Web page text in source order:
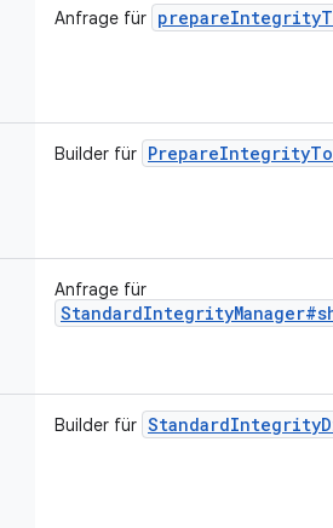
Anfrage für
Builder für
Anfrage für
Builder für